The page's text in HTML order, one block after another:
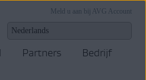
Meld u aan bij AVG Account
Partners
Bedrijf